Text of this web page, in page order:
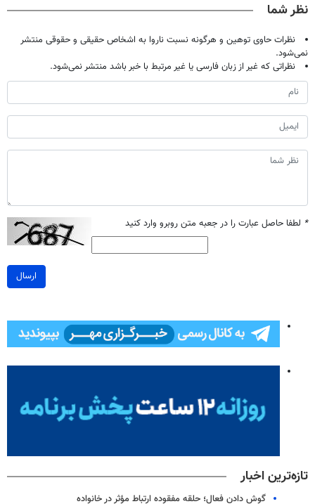
نظر شما
نظرات حاوی توهین و هرگونه نسبت ناروا به اشخاص حقیقی و حقوقی منتشر
نمی‌شود.
نظراتی که غیر از زبان فارسی یا غیر مرتبط با خبر باشد منتشر نمی‌شود.
* لطفا حاصل عبارت را در جعبه متن روبرو وارد کنید
ارسال
تازه‌ترین اخبار
گوش دادن فعال؛ حلقه مفقوده ارتباط مؤثر در خانواده